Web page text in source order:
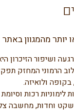
ושיפור הזיכרון
הרמוני המחזק
ולואיזה.
רכות
וחדות, מחשבה